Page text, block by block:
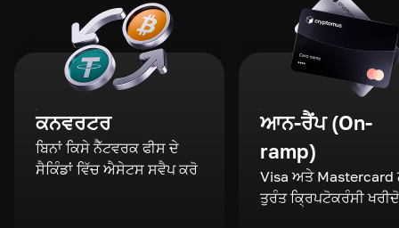
ਕਨਵਰਟਰ
ਬਿਨਾਂ ਕਿਸੇ ਨੈੱਟਵਰਕ ਫੀਸ ਦੇ
ਸੈਕਿੰਡਾਂ ਵਿੱਚ ਐਸੇਟਸ ਸਵੈਪ ਕਰੋ
ਆਨ-ਰੈਂਪ (On-
ramp)
Visa ਅਤੇ Mastercard
ਤੁਰੰਤ ਕ੍ਰਿਪਟੋਕਰੰਸੀ ਖਰੀਦੋ